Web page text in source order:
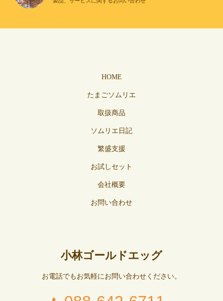
HOME
たまごソムリエ
取扱商品
ソムリエ日記
繁盛支援
お試しセット
会社概要
お問い合わせ
小林ゴールドエッグ
お電話でもお気軽にお問い合わせください。